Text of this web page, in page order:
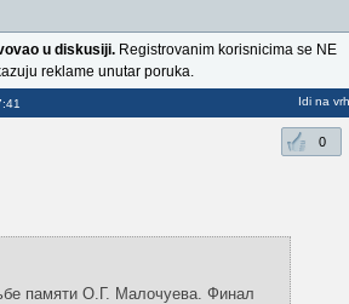
u diskusiji.Registrovanim korisnicima se NE
reklame unutar poruka.
Idi na vrh
0
памяти О.Г. Малочуева. Финал